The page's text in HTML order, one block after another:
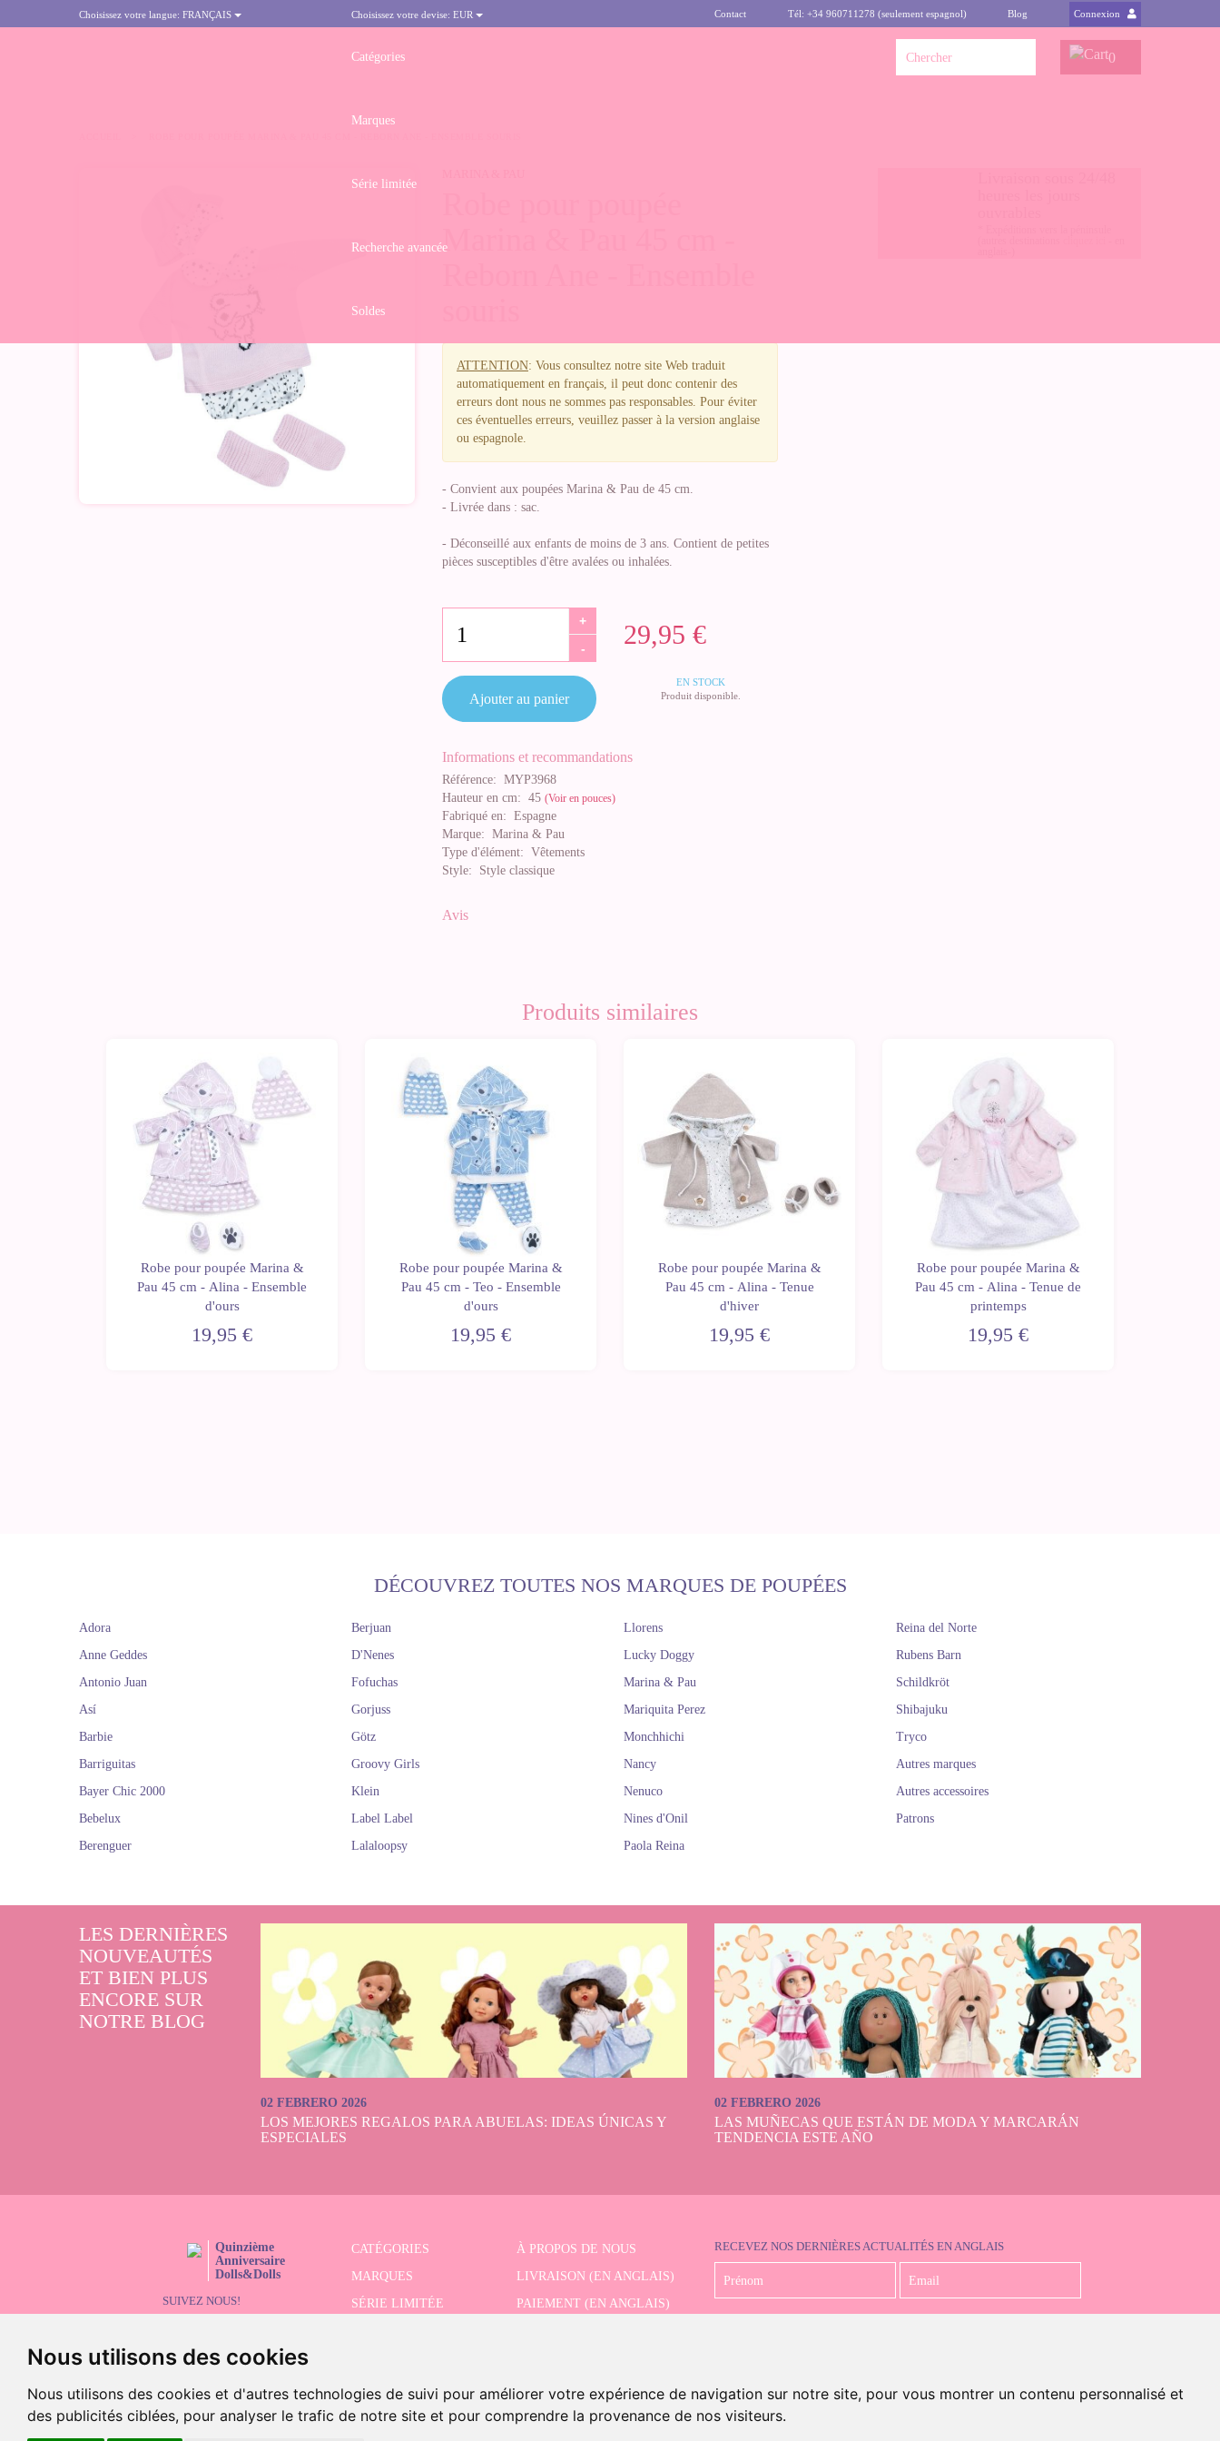
Nous utilisons des cookies
Nous utilisons des cookies et d'autres technologies de suivi pour améliorer votre expérience de navigation sur notre site, pour vous montrer un contenu personnalisé et
des publicités ciblées, pour analyser le trafic de notre site et pour comprendre la provenance de nos visiteurs.
Choisissez votre langue: FRANÇAIS Choisissez votre devise: EUR Contact Tél: +34 960711278 (seulement espagnol) Blog Connexion
Catégories
Marques
Série limitée
Recherche avancée
Soldes
0
Marina & Pau 45 cm -
ATTENTION: Vous consultez notre site Web traduit
automatiquement en français, il peut donc contenir des
erreurs dont nous ne sommes pas responsables. Pour éviter
ces éventuelles erreurs, veuillez passer à la version anglaise
ou espagnole.
- Convient aux poupées Marina & Pau de 45 cm.
- Livrée dans : sac.
- Déconseillé aux enfants de moins de 3 ans. Contient de petites
pièces susceptibles d'être avalées ou inhalées.
29,95 €
+
-
EN STOCK
Produit disponible.
Ajouter au panier
Informations et recommandations
Référence: MYP3968
Hauteur en cm: 45 (Voir en pouces)
Fabriqué en: Espagne
Marque: Marina & Pau
Type d'élément: Vêtements
Style: Style classique
Avis
Produits similaires
Robe pour poupée Marina &
Pau 45 cm - Alina - Ensemble
d'ours
19,95 €
Robe pour poupée Marina &
Pau 45 cm - Teo - Ensemble
d'ours
19,95 €
Robe pour poupée Marina &
Pau 45 cm - Alina - Tenue
d'hiver
19,95 €
Robe pour poupée Marina &
Pau 45 cm - Alina - Tenue de
printemps
19,95 €
DÉCOUVREZ TOUTES NOS MARQUES DE POUPÉES
Adora
Anne Geddes
Antonio Juan
Así
Barbie
Barriguitas
Bayer Chic 2000
Bebelux
Berenguer
Berjuan
D'Nenes
Fofuchas
Gorjuss
Götz
Groovy Girls
Klein
Label Label
Lalaloopsy
Llorens
Lucky Doggy
Marina & Pau
Mariquita Perez
Monchhichi
Nancy
Nenuco
Nines d'Onil
Paola Reina
Reina del Norte
Rubens Barn
Schildkröt
Shibajuku
Tryco
Autres marques
Autres accessoires
Patrons
LES DERNIÈRES
NOUVEAUTÉS
ET BIEN PLUS
ENCORE SUR
NOTRE BLOG
02 FEBRERO 2026
LOS MEJORES REGALOS PARA ABUELAS: IDEAS ÚNICAS Y
ESPECIALES
02 FEBRERO 2026
LAS MUÑECAS QUE ESTÁN DE MODA Y MARCARÁN
TENDENCIA ESTE AÑO
Quinzième
Anniversaire
Dolls&Dolls
SUIVEZ NOUS!
CATÉGORIES
À PROPOS DE NOUS
MARQUES
LIVRAISON (EN ANGLAIS)
SÉRIE LIMITÉE
PAIEMENT (EN ANGLAIS)
RECEVEZ NOS DERNIÈRES ACTUALITÉS EN ANGLAIS
©2026 Dolls And Dolls. Tous les droits sont réservés.